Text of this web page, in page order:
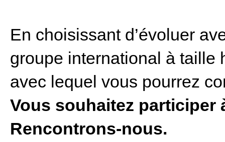
En choisissant d’évoluer
groupe international à taille
avec lequel vous pourrez
Vous souhaitez participer
Rencontrons-nous.